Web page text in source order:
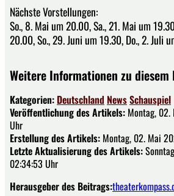
Nächste Vorstellungen:
So., 8. Mai um 20.00, Sa., 21. Mai um
20.00, So., 29. Juni um 19.30, Do., 2. Juli
Weitere Informationen zu diesem
Kategorien: Deutschland NewsSchauspiel
Veröffentlichung des Artikels: Montag,
Uhr
Erstellung des Artikels: Montag, 02. Mai
Letzte Aktualisierung des Artikels:
02:34:53 Uhr
Herausgeber des Beitrags: